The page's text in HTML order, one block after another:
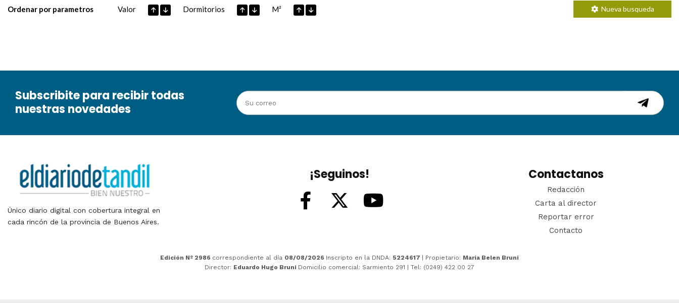
Ordenar por parametros Valor Dormitorios M² Nueva busqueda
Subscribite para recibir todas
nuestras novedades
Único diario digital con cobertura integral en
cada rincón de la provincia de Buenos Aires.
¡Seguinos! Contactanos
Redacción
Carta al director
Reportar error
Contacto
Edición Nº 2986 correspondiente al día 08/08/2026 Inscripto en la DNDA: 5224617 | Propietario: María Belen Bruni
Director: Eduardo Hugo Bruni Domicilio comercial: Sarmiento 291 | Tel: (0249) 422 00 27